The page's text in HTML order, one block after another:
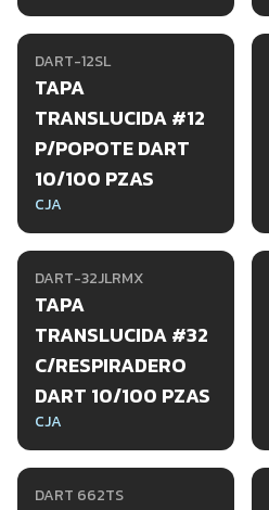
DART-12SL
TAPA
TRANSLUCIDA #12
P/POPOTE DART
10/100 PZAS
CJA
DART-32JLRMX
TAPA
TRANSLUCIDA #32
C/RESPIRADERO
DART 10/100 PZAS
CJA
DART 662TS